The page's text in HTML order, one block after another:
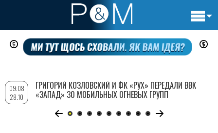
Перейти
содержанию
09:08
28.10
ГРИГОРИЙ КОЗЛОВСКИЙ И ФК «РУХ» ПЕРЕДАЛИ ВВК
«ЗАПАД» 30 МОБИЛЬНЫХ ОГНЕВЫХ ГРУПП